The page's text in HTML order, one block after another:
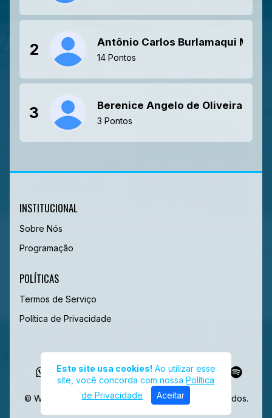
2 Antônio Carlos Burlamaqui
14 Pontos
3 Berenice Angelo de Oliveira
3 Pontos
INSTITUCIONAL
Sobre Nós
Programação
POLÍTICAS
Termos de Serviço
Política de Privacidade
© Web Radio Completa - Todos os direitos reservados.
Este site usa cookies! Ao utilizar esse
site, você concorda com nossaPolítica
de Privacidade
Aceitar